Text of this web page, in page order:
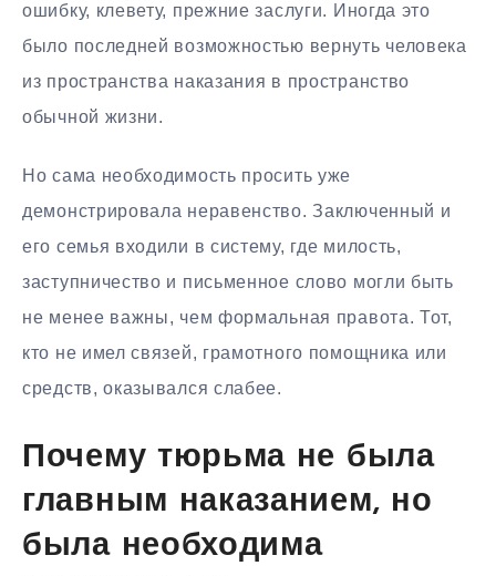
ошибку, клевету, прежние заслуги. Иногда это
было последней возможностью вернуть человека
из пространства наказания в пространство
обычной жизни.
Но сама необходимость просить уже
демонстрировала неравенство. Заключенный и
его семья входили в систему, где милость,
заступничество и письменное слово могли быть
не менее важны, чем формальная правота. Тот,
кто не имел связей, грамотного помощника или
средств, оказывался слабее.
Почему тюрьма не была
главным наказанием, но
была необходима